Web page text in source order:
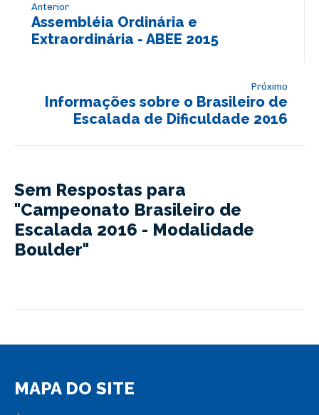
Anterior
Assembléia Ordinária e
Extraordinária - ABEE 2015
Próximo
Informações sobre o Brasileiro de
Escalada de Dificuldade 2016
Sem Respostas para
"Campeonato Brasileiro de
Escalada 2016 - Modalidade
Boulder"
MAPA DO SITE